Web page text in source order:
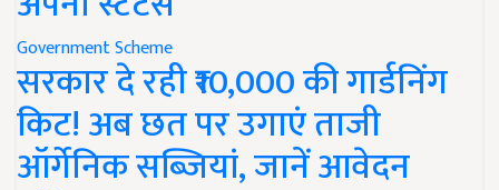
Government Scheme
सरकार दे रही ₹10,000 की गार्डनिंग
किट! अब छत पर उगाएं ताजी
ऑर्गेनिक सब्जियां, जानें आवेदन